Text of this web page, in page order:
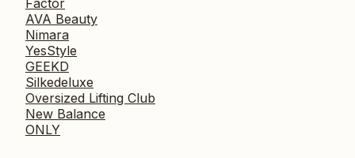
Factor
AVA Beauty
Nimara
YesStyle
GEEKD
Silkedeluxe
Oversized Lifting Club
New Balance
ONLY